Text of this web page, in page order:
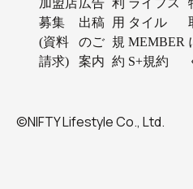
募集
(資料
請求)
出稿
のご
案内
用
規
約
タイル
MEMBER
S+規約
©NIFTY Lifestyle Co., Ltd.